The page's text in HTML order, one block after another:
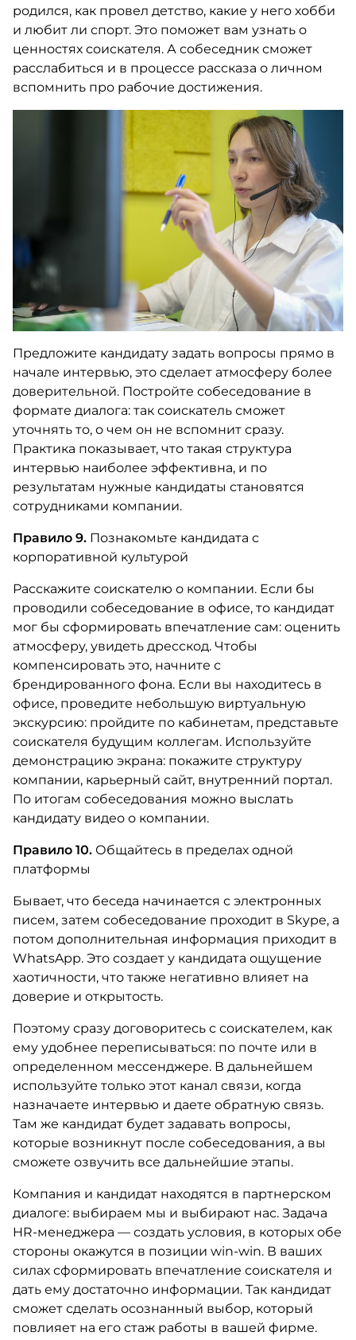
родился, как провел детство, какие у него хобби
и любит ли спорт. Это поможет вам узнать о
ценностях соискателя. А собеседник сможет
расслабиться и в процессе рассказа о личном
вспомнить про рабочие достижения.
Предложите кандидату задать вопросы прямо в
начале интервью, это сделает атмосферу более
доверительной. Постройте собеседование в
формате диалога: так соискатель сможет
уточнять то, о чем он не вспомнит сразу.
Практика показывает, что такая структура
интервью наиболее эффективна, и по
результатам нужные кандидаты становятся
сотрудниками компании.
Правило 9. Познакомьте кандидата с
корпоративной культурой
Расскажите соискателю о компании. Если бы
проводили собеседование в офисе, то кандидат
мог бы сформировать впечатление сам: оценить
атмосферу, увидеть дресскод. Чтобы
компенсировать это, начните с
брендированного фона. Если вы находитесь в
офисе, проведите небольшую виртуальную
экскурсию: пройдите по кабинетам, представьте
соискателя будущим коллегам. Используйте
демонстрацию экрана: покажите структуру
компании, карьерный сайт, внутренний портал.
По итогам собеседования можно выслать
кандидату видео о компании.
Правило 10. Общайтесь в пределах одной
платформы
Бывает, что беседа начинается с электронных
писем, затем собеседование проходит в Skype, а
потом дополнительная информация приходит в
WhatsApp. Это создает у кандидата ощущение
хаотичности, что также негативно влияет на
доверие и открытость.
Поэтому сразу договоритесь с соискателем, как
ему удобнее переписываться: по почте или в
определенном мессенджере. В дальнейшем
используйте только этот канал связи, когда
назначаете интервью и даете обратную связь.
Там же кандидат будет задавать вопросы,
которые возникнут после собеседования, а вы
сможете озвучить все дальнейшие этапы.
Компания и кандидат находятся в партнерском
диалоге: выбираем мы и выбирают нас. Задача
HR-менеджера — создать условия, в которых обе
стороны окажутся в позиции win-win. В ваших
силах сформировать впечатление соискателя и
дать ему достаточно информации. Так кандидат
сможет сделать осознанный выбор, который
повлияет на его стаж работы в вашей фирме.